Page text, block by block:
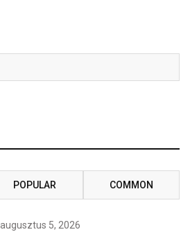
POPULAR COMMON
augusztus 5, 2026